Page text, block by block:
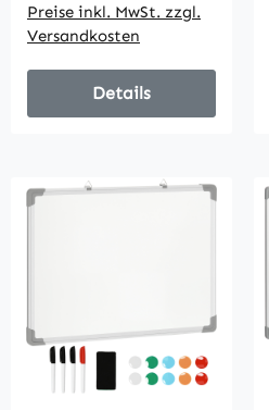
Schubladen Natur
L33 x B20,5 x H15,5
cm
Preise inkl. MwSt. zzgl.
Versandkosten
Details